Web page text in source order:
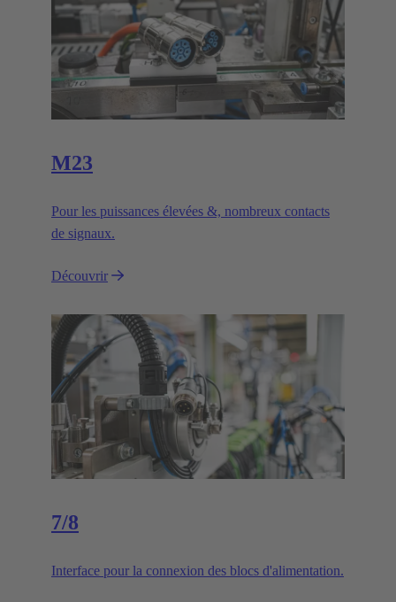
M23
Pour les puissances élevées &, nombreux contacts
de signaux.
Découvrir
7/8
Interface pour la connexion des blocs d'alimentation.